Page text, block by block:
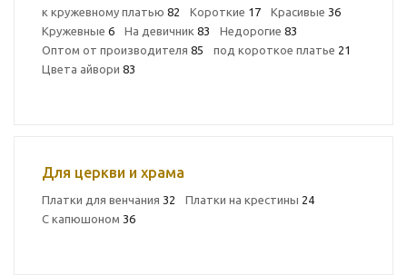
к кружевному платью 82 Короткие 17 Красивые 36
Кружевные 6 На девичник 83 Недорогие 83
Оптом от производителя 85 под короткое платье 21
Цвета айвори 83
Для церкви и храма
Платки для венчания 32 Платки на крестины 24
С капюшоном 36